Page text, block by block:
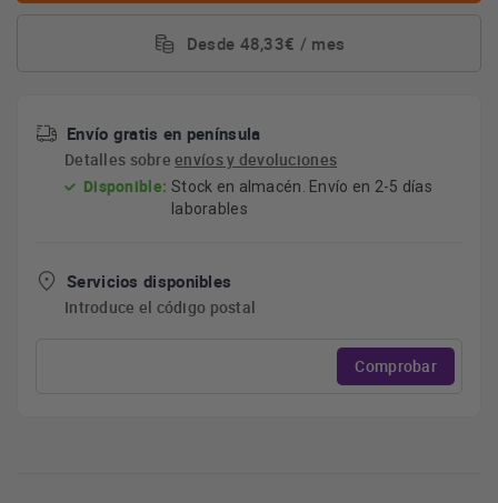
Desde 48,33€ / mes
Envío gratis en península
Detalles sobreenvíos y devoluciones
Disponible: Stock en almacén. Envío en 2-5 días
laborables
Servicios disponibles
Introduce el código postal
Comprobar